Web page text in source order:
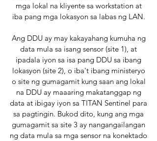
mga lokal na kliyente sa workstation at
iba pang mga lokasyon sa labas ng LAN.
Ang DDU ay may kakayahang kumuha ng
data mula sa isang sensor (site 1), at
ipadala iyon sa isa pang DDU sa ibang
lokasyon (site 2), o iba't ibang ministeryo
o site ng gumagamit kung saan ang lokal
na DDU ay maaaring makatanggap ng
data at ibigay iyon sa TITAN Sentinel para
sa pagtingin. Bukod dito, kung ang mga
gumagamit sa site 3 ay nangangailangan
ng data mula sa mga sensor na konektado